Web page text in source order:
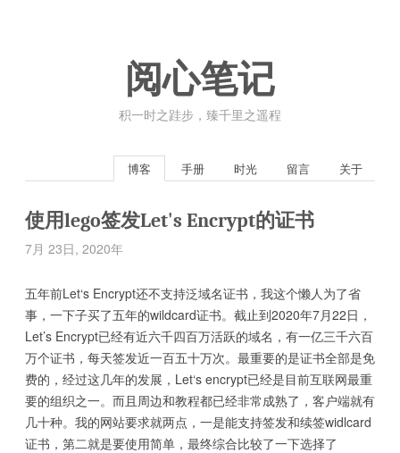
阅心笔记
积一时之跬步，臻千里之遥程
博客 手册 时光 留言 关于
使用lego签发Let's Encrypt的证书
7月 23日, 2020年
五年前Let‘s Encrypt还不支持泛域名证书，我这个懒人为了省
事，一下子买了五年的wildcard证书。截止到2020年7月22日，
Let’s Encrypt已经有近六千四百万活跃的域名，有一亿三千六百
万个证书，每天签发近一百五十万次。最重要的是证书全部是免
费的，经过这几年的发展，Let‘s encrypt已经是目前互联网最重
要的组织之一。而且周边和教程都已经非常成熟了，客户端就有
几十种。我的网站要求就两点，一是能支持签发和续签widlcard
证书，第二就是要使用简单，最终综合比较了一下选择了